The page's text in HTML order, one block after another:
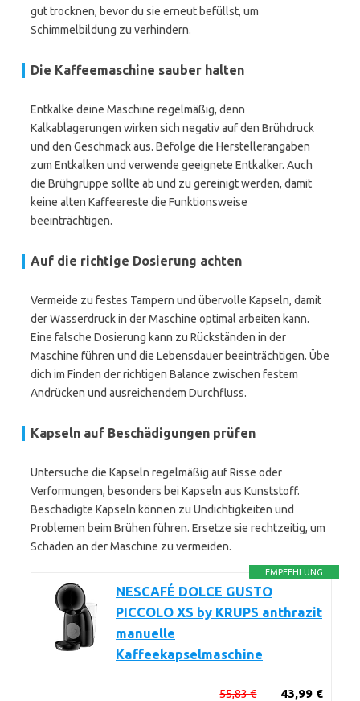
gut trocknen, bevor du sie erneut befüllst, um
Schimmelbildung zu verhindern.
Die Kaffeemaschine sauber halten
Entkalke deine Maschine regelmäßig, denn
Kalkablagerungen wirken sich negativ auf den Brühdruck
und den Geschmack aus. Befolge die Herstellerangaben
zum Entkalken und verwende geeignete Entkalker. Auch
die Brühgruppe sollte ab und zu gereinigt werden, damit
keine alten Kaffeereste die Funktionsweise
beeinträchtigen.
Auf die richtige Dosierung achten
Vermeide zu festes Tampern und übervolle Kapseln, damit
der Wasserdruck in der Maschine optimal arbeiten kann.
Eine falsche Dosierung kann zu Rückständen in der
Maschine führen und die Lebensdauer beeinträchtigen. Übe
dich im Finden der richtigen Balance zwischen festem
Andrücken und ausreichendem Durchfluss.
Kapseln auf Beschädigungen prüfen
Untersuche die Kapseln regelmäßig auf Risse oder
Verformungen, besonders bei Kapseln aus Kunststoff.
Beschädigte Kapseln können zu Undichtigkeiten und
Problemen beim Brühen führen. Ersetze sie rechtzeitig, um
Schäden an der Maschine zu vermeiden.
EMPFEHLUNG
NESCAFÉ DOLCE GUSTO
PICCOLO XS by KRUPS anthrazit
manuelle
Kaffeekapselmaschine
43,99 €
55,83 €